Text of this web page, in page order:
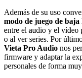
Además de su uso
modo de juego de baja
entre el audio y el vídeo
o al ver series. Por
Vieta Pro Audio nos
firmware y adaptar la
personales de forma